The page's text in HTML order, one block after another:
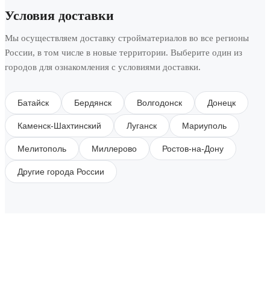
Условия доставки
Мы осуществляем доставку стройматериалов во все регионы
России, в том числе в новые территории. Выберите один из
городов для ознакомления с условиями доставки.
Батайск Бердянск Волгодонск Донецк
Каменск-Шахтинский Луганск Мариуполь
Мелитополь Миллерово Ростов-на-Дону
Другие города России